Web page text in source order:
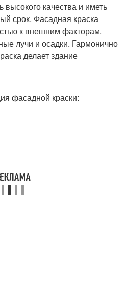
качества и иметь
срок. Фасадная краска
к внешним факторам.
лучи и осадки. Гармонично
делает здание
фасадной краски: